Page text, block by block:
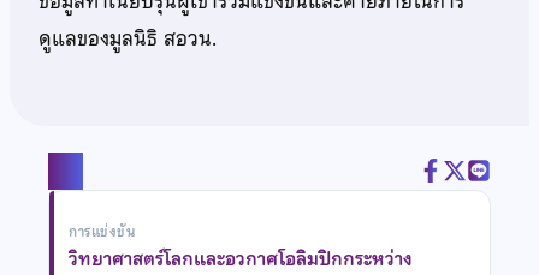
ดูแลของมูลนิธิ สอวน.
การแข่งขัน
วิทยาศาสตร์โลกและอวกาศโอลิมปิกกระหว่าง